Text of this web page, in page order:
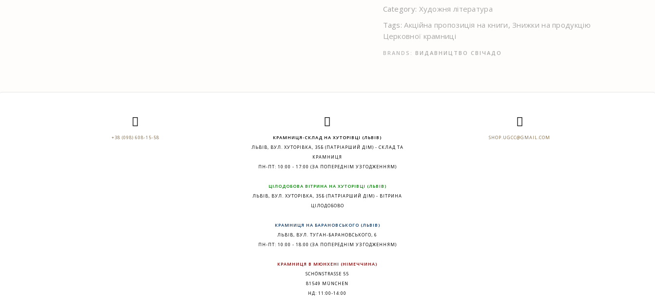
Category: Художня література
Tags:Акційна пропозиція на книги, Знижки на продукцію
Церковної крамниці
BRANDS: ВИДАВНИЦТВО СВІЧАДО
+38 (098) 608-15-58
КРАМНИЦЯ-СКЛАД НА ХУТОРІВЦІ (ЛЬВІВ)
ЛЬВІВ, ВУЛ. ХУТОРІВКА, 35Б (ПАТРІАРШИЙ ДІМ) - СКЛАД ТА
КРАМНИЦЯ
ПН-ПТ: 10:00 - 17:00 (ЗА ПОПЕРЕДНІМ УЗГОДЖЕННЯМ)
ЦІЛОДОБОВА ВІТРИНА НА ХУТОРІВЦІ (ЛЬВІВ)
ЛЬВІВ, ВУЛ. ХУТОРІВКА, 35Б (ПАТРІАРШИЙ ДІМ) - ВІТРИНА
ЦІЛОДОБОВО
КРАМНИЦЯ НА БАРАНОВСЬКОГО (ЛЬВІВ)
ЛЬВІВ, ВУЛ. ТУГАН-БАРАНОВСЬКОГО, 6
ПН-ПТ: 10:00 - 18:00 (ЗА ПОПЕРЕДНІМ УЗГОДЖЕННЯМ)
КРАМНИЦЯ В МЮНХЕНІ (НІМЕЧЧИНА)
SCHÖNSTRASSE 55
81549 MÜNCHEN
НД: 11:00-14:00
SHOP.UGCC@GMAIL.COM